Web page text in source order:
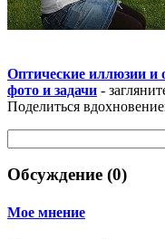
Оптические иллюзии и
фото и задачи -
Поделиться
Обсуждение (0)
Мое мнение